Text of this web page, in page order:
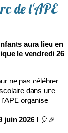
de l'APE
aura lieu en
le vendredi 26
ne pas célébrer
dans une
organise :
juin 2026! 🎈🎉